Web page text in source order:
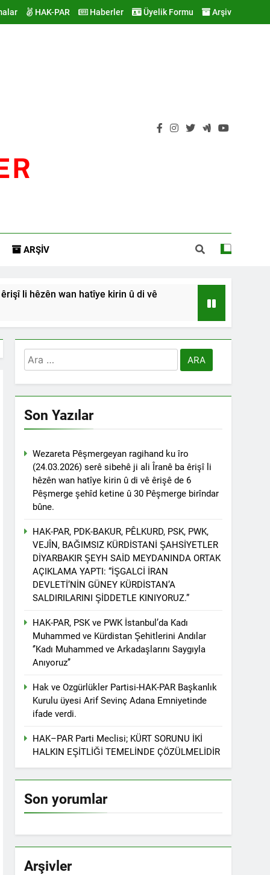
HAK-PAR Haberler Üyelik Formu Arşiv
ARŞIV
li hêzên wan hatîye kirin û di vê
‘’Kadı Muhammed ve
Emniyetinde ifade verdi.
haklarından vaz geçmesini isteyenlere
Genel Başkan Düzgün Kaplan’da
konferansının birinci oturumunda
Bülent Küçük ülkede ve ortadoğu’da
DÜNYA BARIŞ GÜNÜ KUTLU OLSUN
etti
2025’te Hewler’de KDP ALAKAD ile
ASLA VAZ GEÇMEYECEKTİR.’
geçmedi
Kurd li dora polîtîkayên neteweyî
ETRAFINDA KENETLENMELİ
(HAK-PAR), Kürdistan Demokrat
Partisi (PWK)’nin ortaklaşa Van da
Arama:
Son Yazılar
Wezareta Pêşmergeyan ragihand ku îro
(24.03.2026) serê sibehê ji ali Îranê ba êrişî li
hêzên wan hatîye kirin û di vê êrişê de 6
Pêşmerge şehîd ketine û 30 Pêşmerge birîndar
bûne.
HAK-PAR, PDK-BAKUR, PÊLKURD, PSK, PWK,
VEJÎN, BAĞIMSIZ KÜRDİSTANİ ŞAHSİYETLER
DİYARBAKIR ŞEYH SAİD MEYDANINDA ORTAK
AÇIKLAMA YAPTI: “İŞGALCİ İRAN
DEVLETİ’NİN GÜNEY KÜRDİSTAN’A
SALDIRILARINI ŞİDDETLE KINIYORUZ.”
HAK-PAR, PSK ve PWK İstanbul’da Kadı
Muhammed ve Kürdistan Şehitlerini Andılar
‘’Kadı Muhammed ve Arkadaşlarını Saygıyla
Anıyoruz’’
Hak ve Ozgürlükler Partisi-HAK-PAR Başkanlık
Kurulu üyesi Arif Sevinç Adana Emniyetinde
ifade verdi.
HAK–PAR Parti Meclisi; KÜRT SORUNU İKİ
HALKIN EŞİTLİĞİ TEMELİNDE ÇÖZÜLMELİDİR
Son yorumlar
Arşivler